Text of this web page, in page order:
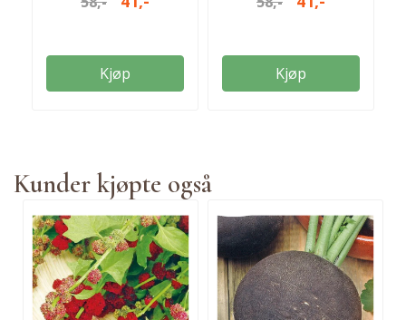
ute fra mai. Høstes fra
250 Så fra: feb-juli
Høstes fra: juni-okt.
Kjøp
3100 frø i pakken. Så
pakken: ca 3100 stk
Kjøp
Kunder kjøpte også